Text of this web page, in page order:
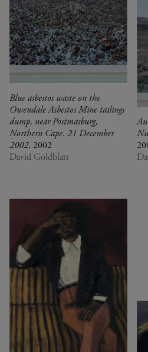
Blue asbestos waste on the
Owendale Asbestos Mine tailings
dump, near Postmasburg,
Northern Cape. 21 December
2002, 2002
David Goldblatt